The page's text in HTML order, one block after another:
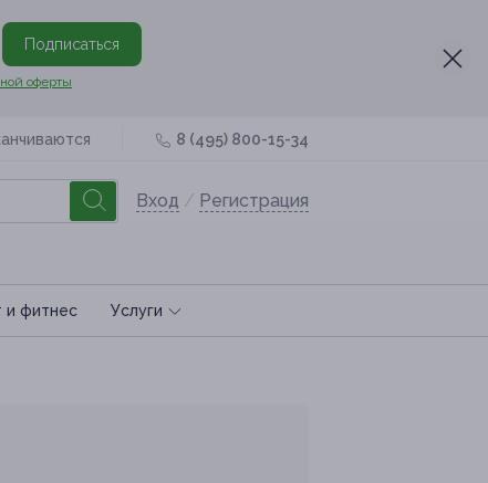
Подписаться
оферты
8 (495) 800-15-34
Вход / Регистрация
и фитнес Услуги